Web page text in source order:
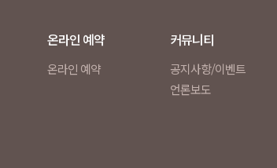
온라인 예약
온라인 예약
커뮤니티
공지사항/이벤트
언론보도